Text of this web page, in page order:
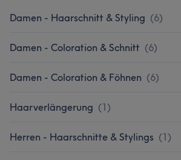
Damen - Haarschnitt & Styling (6)
Damen - Coloration & Schnitt (6)
Damen - Coloration & Föhnen (6)
Haarverlängerung (1)
Herren - Haarschnitte & Stylings (1)